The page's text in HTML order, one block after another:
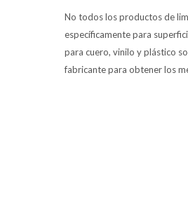
No todos los productos de
específicamente para
para cuero, vinilo y plástico
fabricante para obtener los